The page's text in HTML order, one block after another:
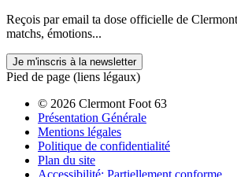
Reçois par email ta dose officielle de
matchs, émotions...
Je m'inscris à la newsletter
Pied de page (liens légaux)
© 2026 Clermont Foot 63
Présentation Générale
Mentions légales
Politique de confidentialité
Plan du site
Accessibilité: Partiellement conforme